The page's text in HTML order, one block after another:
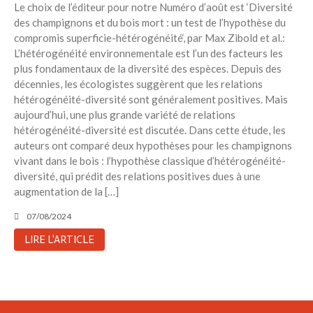
Toits verts | Association
Permaculturelle
L’intelligence artificielle pour
biologiques – The Applied
Ecologist
Utiliser l’apprentissage
automatique pour prédire le
succès d’une invasion – The
Applied Ecologist
Le choix de l’éditeur pour notre Numéro d’août est ‘Diversité
des champignons et du bois mort : un test de l’hypothèse du
compromis superficie-hétérogénéité‘, par Max Zibold et al.:
L’hétérogénéité environnementale est l’un des facteurs les
plus fondamentaux de la diversité des espèces. Depuis des
décennies, les écologistes suggèrent que les relations
hétérogénéité-diversité sont généralement positives. Mais
aujourd’hui, une plus grande variété de relations
hétérogénéité-diversité est discutée. Dans cette étude, les
auteurs ont comparé deux hypothèses pour les champignons
vivant dans le bois : l’hypothèse classique d’hétérogénéité-
diversité, qui prédit des relations positives dues à une
augmentation de la […]
07/08/2024
LIRE L'ARTICLE